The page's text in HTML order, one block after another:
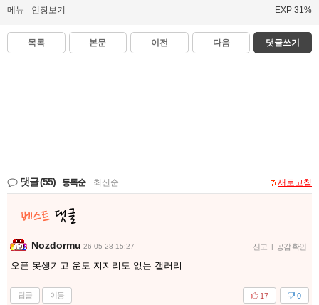
메뉴 인장보기 EXP 31%
목록 본문 이전 다음 댓글쓰기
댓글(55) 등록순 최신순 새로고침
Nozdormu 26-05-28 15:27 신고 | 공감 확인
오픈 못생기고 운도 지지리도 없는 갤러리
답글 이동 0
17